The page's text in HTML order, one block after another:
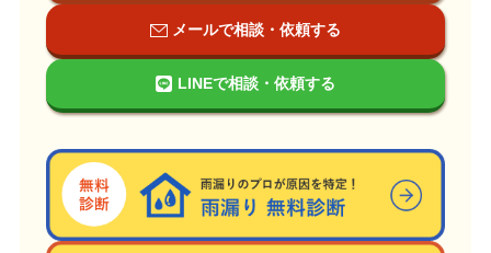
メールで相談・依頼する
LINEで相談・依頼する